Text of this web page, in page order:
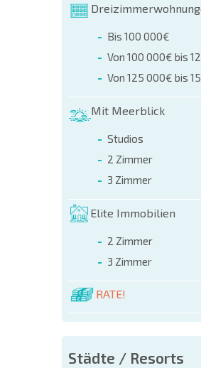
Bis 100 000€
Von 100 000€ bis
Von 125 000€ bis
Mit Meerblick
Studios
2 Zimmer
3 Zimmer
Elite Immobilien
2 Zimmer
3 Zimmer
RATE!
Städte / Resorts